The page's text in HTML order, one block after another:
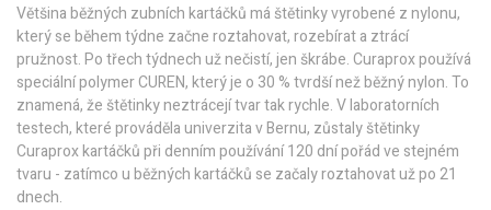
Většina běžných zubních kartáčků má štětinky vyrobené z nylonu,
který se během týdne začne roztahovat, rozebírat a ztrácí
pružnost. Po třech týdnech už nečistí, jen škrábe. Curaprox používá
speciální polymer CUREN, který je o 30 % tvrdší než běžný nylon. To
znamená, že štětinky neztrácejí tvar tak rychle. V laboratorních
testech, které prováděla univerzita v Bernu, zůstaly štětinky
Curaprox kartáčků při denním používání 120 dní pořád ve stejném
tvaru - zatímco u běžných kartáčků se začaly roztahovat už po 21
dnech.